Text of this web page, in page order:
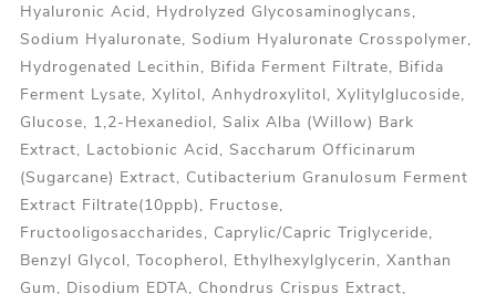
Hyaluronic Acid, Hydrolyzed Glycosaminoglycans,
Sodium Hyaluronate, Sodium Hyaluronate Crosspolymer,
Hydrogenated Lecithin, Bifida Ferment Filtrate, Bifida
Ferment Lysate, Xylitol, Anhydroxylitol, Xylitylglucoside,
Glucose, 1,2-Hexanediol, Salix Alba (Willow) Bark
Extract, Lactobionic Acid, Saccharum Officinarum
(Sugarcane) Extract, Cutibacterium Granulosum Ferment
Extract Filtrate(10ppb), Fructose,
Fructooligosaccharides, Caprylic/Capric Triglyceride,
Benzyl Glycol, Tocopherol, Ethylhexylglycerin, Xanthan
Gum, Disodium EDTA, Chondrus Crispus Extract,